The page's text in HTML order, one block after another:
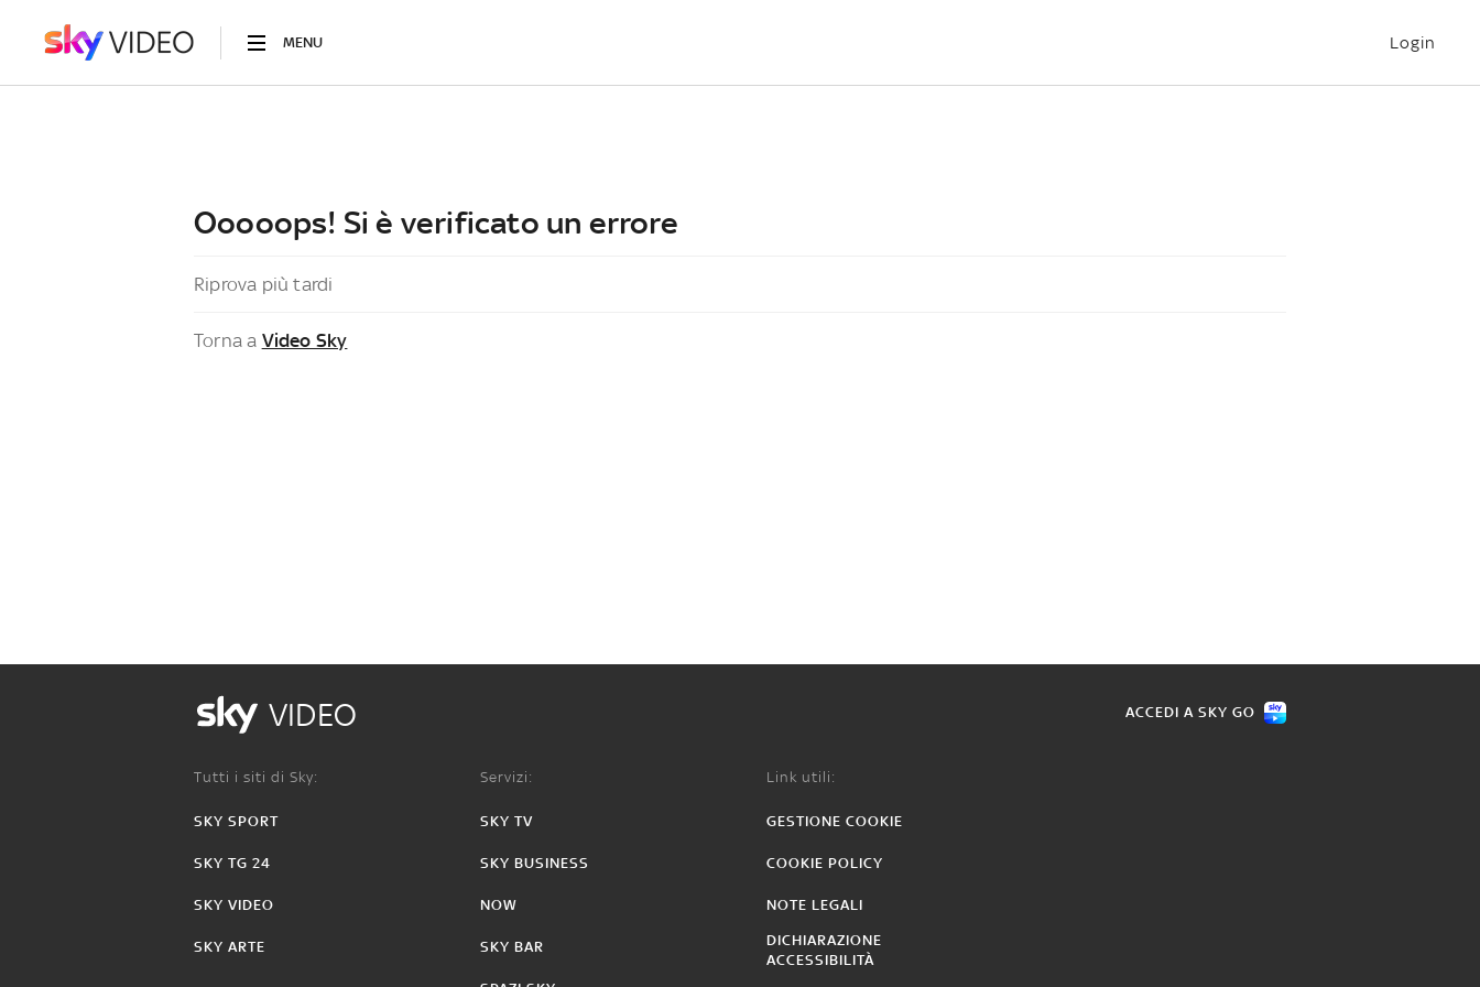
MENU Login
Ooooops! Si è verificato un errore
Riprova più tardi
Torna a Video Sky
VIDEO ACCEDI A SKY GO
Tutti i siti di Sky:
SKY SPORT
SKY TG 24
SKY VIDEO
SKY ARTE
Servizi:
SKY TV
SKY BUSINESS
NOW
SKY BAR
Link utili:
GESTIONE COOKIE
COOKIE POLICY
NOTE LEGALI
DICHIARAZIONE
ACCESSIBILITÀ